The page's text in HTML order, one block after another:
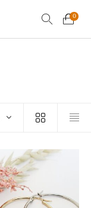
0
Kids
Giftcards